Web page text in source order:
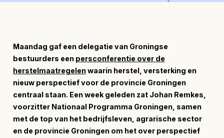
Maandag gaf een delegatie van Groningse
bestuurders een persconferentie over de
herstelmaatregelenwaarin herstel, versterking en
nieuw perspectief voor de provincie Groningen
centraal staan. Een week geleden zat Johan Remkes,
voorzitter Nationaal Programma Groningen, samen
met de top van het bedrijfsleven, agrarische sector
en de provincie Groningen om het over perspectief